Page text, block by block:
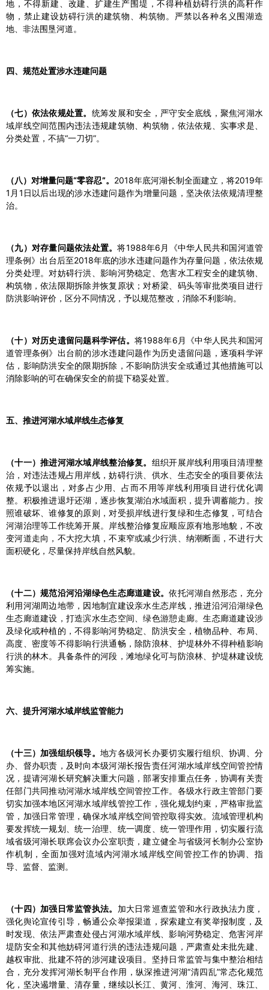
地，不得新建、改建、扩建生产围堤，不得种植妨碍行洪的高秆作
物，禁止建设妨碍行洪的建筑物、构筑物。严禁以各种名义围湖造
地、非法围垦河道。
四、规范处置涉水违建问题
（七）依法依规处置。 统筹发展和安全，严守安全底线，聚焦河湖水
域岸线空间范围内违法违规建筑物、构筑物，依法依规、实事求是、
分类处置，不搞“一刀切”。
（八）对增量问题“零容忍”。 2018年底河湖长制全面建立，将2019年
1月1日以后出现的涉水违建问题作为增量问题，坚决依法依规清理整
治。
（九）对存量问题依法处置。将1988年6月《中华人民共和国河道管
理条例》出台后至2018年底的涉水违建问题作为存量问题，依法依规
分类处理。对妨碍行洪、影响河势稳定、危害水工程安全的建筑物、
构筑物，依法限期拆除并恢复原状；对桥梁、码头等审批类项目进行
防洪影响评价，区分不同情况，予以规范整改，消除不利影响。
（十）对历史遗留问题科学评估。 将1988年6月《中华人民共和国河
道管理条例》出台前的涉水违建问题作为历史遗留问题，逐项科学评
估，影响防洪安全的限期拆除，不影响防洪安全或通过其他措施可以
消除影响的可在确保安全的前提下稳妥处置。
五、推进河湖水域岸线生态修复
（十一）推进河湖水域岸线整治修复。 组织开展岸线利用项目清理整
治，对违法违规占用岸线，妨碍行洪、供水、生态安全的项目要依法
依规予以退出，对多占少用、占而不用等岸线利用项目进行优化调
整。积极推进退圩还湖，逐步恢复湖泊水域面积，提升调蓄能力。按
照谁破坏、谁修复的原则，对受损岸线进行复绿和生态修复，可结合
河湖治理等工作统筹开展。岸线整治修复应顺应原有地形地貌，不改
变河道走向，不大挖大填，不束窄或减少行洪、纳潮断面，不进行大
面积硬化，尽量保持岸线自然风貌。
（十二）规范沿河沿湖绿色生态廊道建设。依托河湖自然形态，充分
利用河湖周边地带，因地制宜建设亲水生态岸线，推进沿河沿湖绿色
生态廊道建设，打造滨水生态空间、绿色游憩走廊。生态廊道建设涉
及绿化或种植的，不得影响河势稳定、防洪安全，植物品种、布局、
高度、密度等不得影响行洪通畅，除防浪林、护堤林外不得种植影响
行洪的林木。具备条件的河段，滩地绿化可与防浪林、护堤林建设统
筹实施。
六、提升河湖水域岸线监管能力
（十三）加强组织领导。地方各级河长办要切实履行组织、协调、分
办、督办职责，及时向本级河湖长报告责任河湖水域岸线空间管控情
况，提请河湖长研究解决重大问题，部署安排重点任务，协调有关责
任部门共同推动河湖水域岸线空间管控工作。各级水行政主管部门要
切实加强本地区河湖水域岸线管控工作，强化规划约束，严格审批监
管，加强日常管理，确保水域岸线空间管控取得实效。流域管理机构
要发挥统一规划、统一治理、统一调度、统一管理作用，切实履行流
域省级河湖长联席会议办公室职责，建立健全与省级河长制办公室协
作机制，全面加强对流域内河湖水域岸线空间管控工作的协调、指
导、监督、监测。
（十四）加强日常监管执法。 加大日常巡查监管和水行政执法力度，
强化舆论宣传引导，畅通公众举报渠道，探索建立有奖举报制度，及
时发现、依法严肃查处侵占河湖水域岸线、影响河势稳定、危害河岸
堤防安全和其他妨碍河道行洪的违法违规问题，严肃查处未批先建、
越权审批、批建不符的涉河建设项目。坚持日常监管与集中整治相结
合，充分发挥河湖长制平台作用，纵深推进河湖“清四乱”常态化规范
化，坚决遏增量、清存量，继续以长江、黄河、淮河、海河、珠江、